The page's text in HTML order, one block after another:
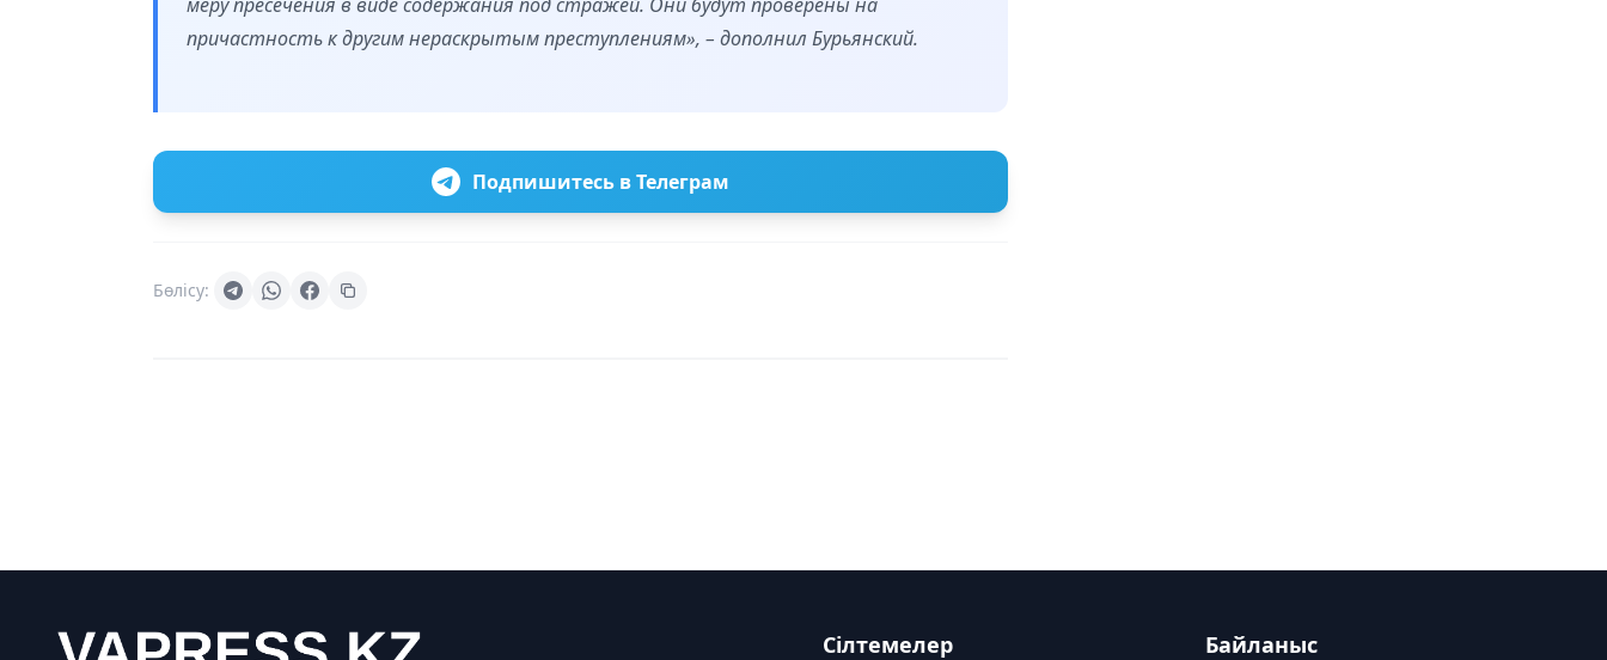
причастность к другим нераскрытым преступлениям», – дополнил Бурьянский.
Подпишитесь в Телеграм
Бөлісу:
Сілтемелер Байланыс